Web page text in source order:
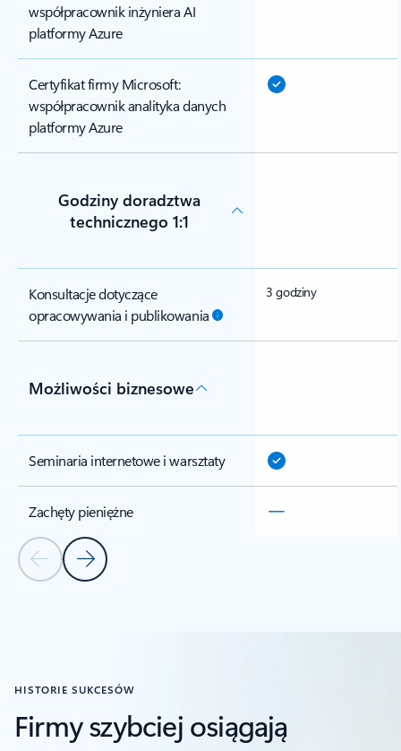
współpracownik inżyniera AI
platformy Azure
Certyfikat firmy Microsoft:
współpracownik analityka danych
platformy Azure
Godziny doradztwa
technicznego 1:1
Konsultacje dotyczące
opracowywania i publikowania
3 godziny
Możliwości biznesowe
Seminaria internetowe i warsztaty
Zachęty pieniężne
Poprzedni slajdNastępny slajd
HISTORIE SUKCESÓW
Firmy szybciej osiągają